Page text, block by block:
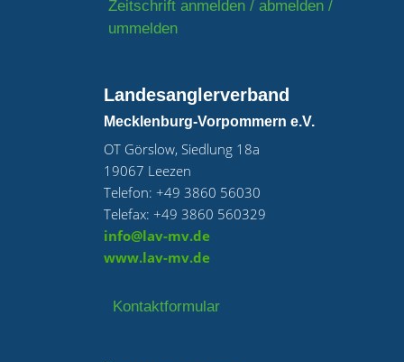
Zeitschrift anmelden / abmelden /
ummelden
Landesanglerverband
Mecklenburg-Vorpommern e.V.
OT Görslow, Siedlung 18a
19067 Leezen
Telefon: +49 3860 56030
Telefax: +49 3860 560329
info@lav-mv.de
www.lav-mv.de
Kontaktformular